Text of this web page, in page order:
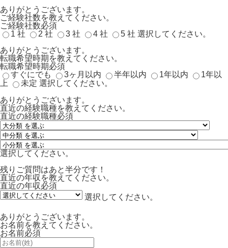
ありがとうございます。
ご経験社数を教えてください。
ご経験社数必須
1 社
2 社 3 社 4 社 5 社 選択してください。
ありがとうございます。
転職希望時期を教えてください。
転職希望時期必須
すぐにでも
3ヶ月以内 半年以内 1年以内
1年以
上
未定 選択してください。
ありがとうございます。
直近の経験職種を教えてください。
直近の経験職種必須
選択してください。
残りご質問はあと半分です！
直近の年収を教えてください。
直近の年収必須
選択してください。
ありがとうございます。
お名前を教えてください。
お名前必須